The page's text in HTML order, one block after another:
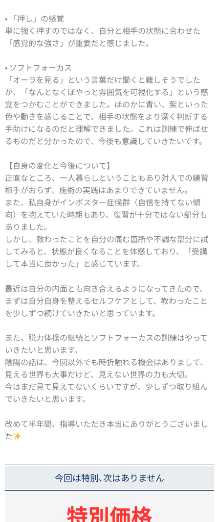
• 「押し」の感覚
単に強く押すのではなく、自分と相手の状態に合わせた
「感覚的な強さ」が重要だと感じました。
• ソフトフォーカス
「オーラを見る」という言葉だけ聞くと難しそうでした
が、「なんとなくぼやっと雰囲気を可視化する」という感
覚をつかむことができました。ほのかに青い、紫といった
色や動きを感じることで、相手の状態をより深く判断する
手助けになるのだと理解できました。これは訓練で伸ばせ
るものだと分かったので、今後も意識していきたいです。
【自身の変化と今後について】
正直なところ、一人暮らしということもあり対人での練習
相手がおらず、施術の実践はあまりできていません。
また、私自身がインポスター症候群（自信を持てない傾
向）を抱えていた時期もあり、復習が十分ではない部分も
ありました。
しかし、教わったことを自分の痛む箇所や不調な部分に試
してみると、状態が良くなることを体感しており、「受講
して本当に良かった」と感じています。
最近は自分の内面とも向き合えるようになってきたので、
まずは自分自身を整えるセルフケアとして、教わったこと
を少しずつ続けていきたいと思っています。
また、脱力体操の継続とソフトフォーカスの訓練はやって
いきたいと思います。
陰陽の話は、今回以外でも時折触れる機会はありまして、
見える世界も大事だけど、見えない世界の力も大切。
今はまだ見て見えてないくらいですが、少しずつ取り組ん
でいきたいと思います。
改めて半年間、指導いただき本当にありがとうございまし
た
今回は特別､次はありません